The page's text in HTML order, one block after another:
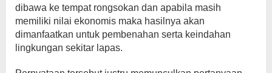
dibawa ke tempat rongsokan dan apabila masih
memiliki nilai ekonomis maka hasilnya akan
dimanfaatkan untuk pembenahan serta keindahan
lingkungan sekitar lapas.